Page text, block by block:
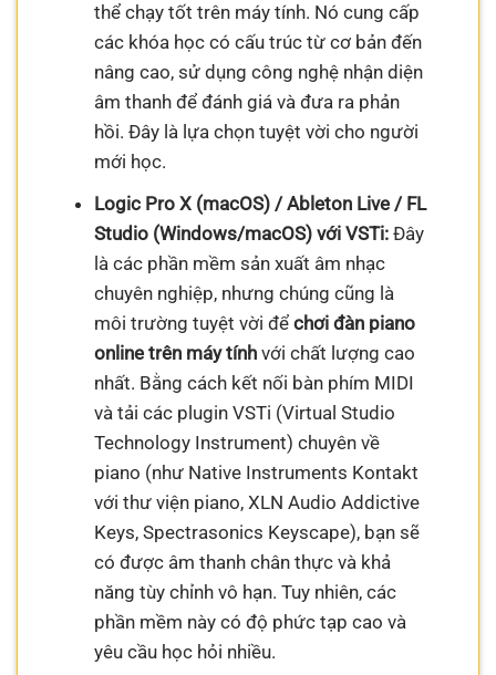
thể chạy tốt trên máy tính. Nó cung cấp
các khóa học có cấu trúc từ cơ bản đến
nâng cao, sử dụng công nghệ nhận diện
âm thanh để đánh giá và đưa ra phản
hồi. Đây là lựa chọn tuyệt vời cho người
mới học.
Logic Pro X (macOS) / Ableton Live / FL
Studio (Windows/macOS) với VSTi:Đây
là các phần mềm sản xuất âm nhạc
chuyên nghiệp, nhưng chúng cũng là
môi trường tuyệt vời để chơi đàn piano
online trên máy tínhvới chất lượng cao
nhất. Bằng cách kết nối bàn phím MIDI
và tải các plugin VSTi (Virtual Studio
Technology Instrument) chuyên về
piano (như Native Instruments Kontakt
với thư viện piano, XLN Audio Addictive
Keys, Spectrasonics Keyscape), bạn sẽ
có được âm thanh chân thực và khả
năng tùy chỉnh vô hạn. Tuy nhiên, các
phần mềm này có độ phức tạp cao và
yêu cầu học hỏi nhiều.